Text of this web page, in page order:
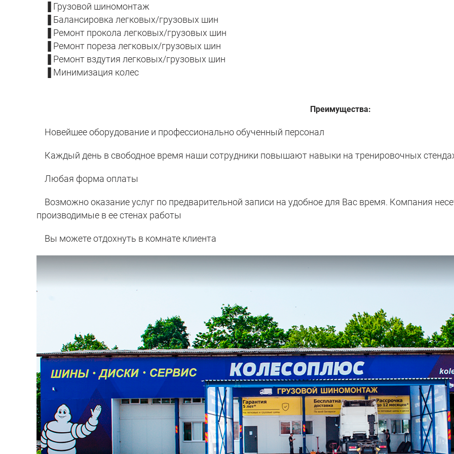
▐ Грузовой шиномонтаж
▐ Балансировка легковых/грузовых шин
▐ Ремонт прокола легковых/грузовых шин
▐ Ремонт пореза легковых/грузовых шин
▐ Ремонт вздутия легковых/грузовых шин
▐ Минимизация колес
Преимущества:
Новейшее оборудование и профессионально обученный персонал
Каждый день в свободное время наши сотрудники повышают навыки на тренировочных
Любая форма оплаты
Возможно оказание услуг по предварительной записи на удобное для Вас время. Компания
производимые в ее стенах работы
Вы можете отдохнуть в комнате клиента